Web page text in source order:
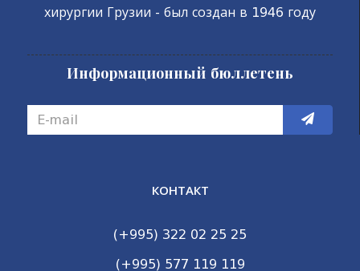
хирургии Грузии - был создан в 1946 году
Информационный бюллетень
КОНТАКТ
(+995) 322 02 25 25
(+995) 577 119 119